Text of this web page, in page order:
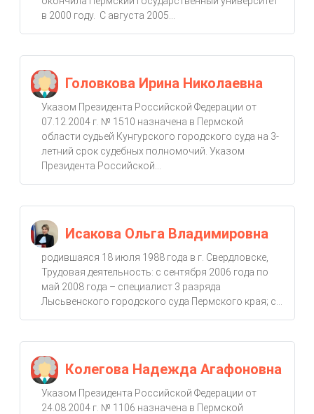
в 2000 году. С августа 2005...
Головкова Ирина Николаевна
Указом Президента Российской Федерации от
07.12.2004 г. № 1510 назначена в Пермской
области судьей Кунгурского городского суда на 3-
летний срок судебных полномочий. Указом
Президента Российской...
Исакова Ольга Владимировна
родившаяся 18 июля 1988 года в г. Свердловске,
Трудовая деятельность: с сентября 2006 года по
май 2008 года – специалист 3 разряда
Лысьвенского городского суда Пермского края; с...
Колегова Надежда Агафоновна
Указом Президента Российской Федерации от
24.08.2004 г. № 1106 назначена в Пермской